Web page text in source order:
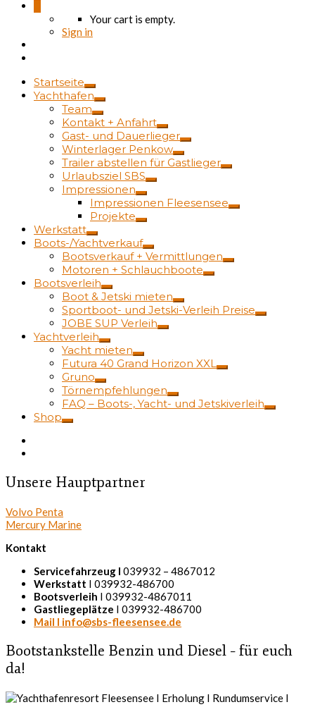
Your cart is empty.
Sign in
Startseite
Yachthafen
Team
Kontakt + Anfahrt
Gast- und Dauerlieger
Winterlager Penkow
Trailer abstellen für Gastlieger
Urlaubsziel SBS
Impressionen
Impressionen Fleesensee
Projekte
Werkstatt
Boots-/Yachtverkauf
Bootsverkauf + Vermittlungen
Motoren + Schlauchboote
Bootsverleih
Boot & Jetski mieten
Sportboot- und Jetski-Verleih Preise
JOBE SUP Verleih
Yachtverleih
Yacht mieten
Futura 40 Grand Horizon XXL
Gruno
Törnempfehlungen
FAQ – Boots-, Yacht- und Jetskiverleih
Shop
Unsere Hauptpartner
Volvo Penta
Mercury Marine
Kontakt
Servicefahrzeug I 039932 – 4867012
Werkstatt I 039932-486700
Bootsverleih I 039932-4867011
Gastliegeplätze I 039932-486700
Mail I info@sbs-fleesensee.de
Bootstankstelle Benzin und Diesel – für euch
da!